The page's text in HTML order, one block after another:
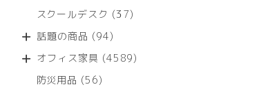
スクールデスク 3737
商
話題の商品 9494
の
オフィス家具 45894589
防災用品 5656